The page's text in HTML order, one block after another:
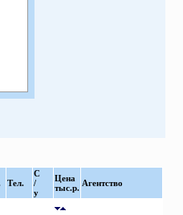
Тел.
С
/
у
Цена
тыс.р. Агентство